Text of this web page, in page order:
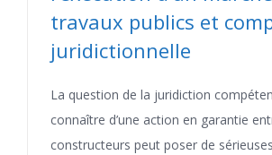
travaux publics et
juridictionnelle
La question de la juridiction
connaître d’une action en garantie
constructeurs peut poser de